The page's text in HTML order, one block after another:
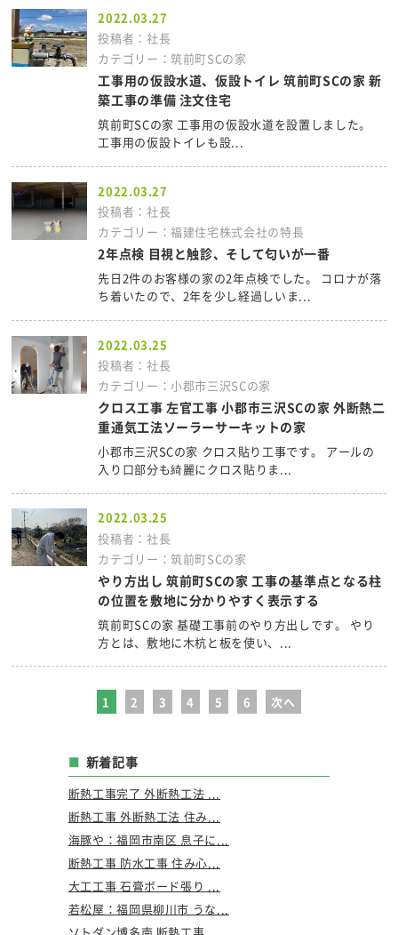
2022.03.27
投稿者：社長
カテゴリー：筑前町SCの家
工事用の仮設水道、仮設トイレ 筑前町SCの家 新
築工事の準備 注文住宅
筑前町SCの家 工事用の仮設水道を設置しました。
工事用の仮設トイレも設...
2022.03.27
投稿者：社長
カテゴリー：福建住宅株式会社の特長
2年点検 目視と触診、そして匂いが一番
先日2件のお客様の家の2年点検でした。 コロナが落
ち着いたので、2年を少し経過しいま...
2022.03.25
投稿者：社長
カテゴリー：小郡市三沢SCの家
クロス工事 左官工事 小郡市三沢SCの家 外断熱二
重通気工法ソーラーサーキットの家
小郡市三沢SCの家 クロス貼り工事です。 アールの
入り口部分も綺麗にクロス貼りま...
2022.03.25
投稿者：社長
カテゴリー：筑前町SCの家
やり方出し 筑前町SCの家 工事の基準点となる柱
の位置を敷地に分かりやすく表示する
筑前町SCの家 基礎工事前のやり方出しです。 やり
方とは、敷地に木杭と板を使い、...
1 2 3 4 5 6 次へ
新着記事
断熱工事完了 外断熱工法 ...
断熱工事 外断熱工法 住み...
海豚や：福岡市南区 息子に...
断熱工事 防水工事 住み心...
大工工事 石膏ボード張り ...
若松屋：福岡県柳川市 うな...
ソトダン博多南 断熱工事 ...